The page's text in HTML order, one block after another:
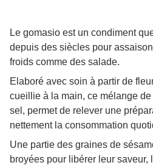
Le gomasio est un condiment
depuis des siècles pour
froids comme des salade.
Elaboré avec soin à partir de
cueillie à la main, ce mélange
sel, permet de relever une
nettement la consommation
Une partie des graines de
broyées pour libérer leur saveur,